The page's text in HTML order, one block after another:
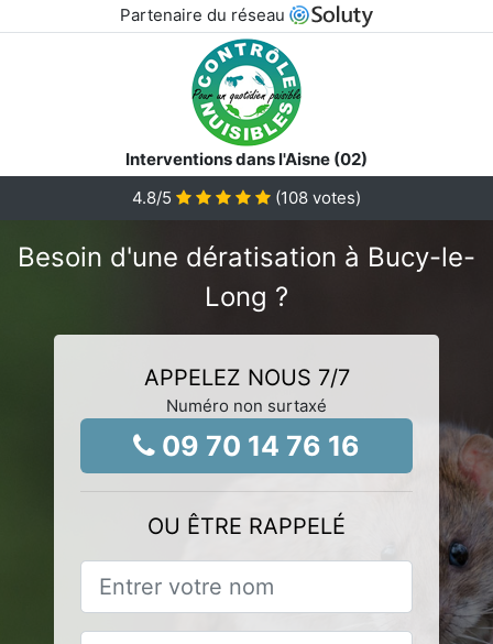
Partenaire du réseau
Interventions dans l'Aisne (02)
4.8/5 (108 votes)
Besoin d'une dératisation à Bucy-le-
Long ?
APPELEZ NOUS 7/7
Numéro non surtaxé
09 70 14 76 16
OU ÊTRE RAPPELÉ